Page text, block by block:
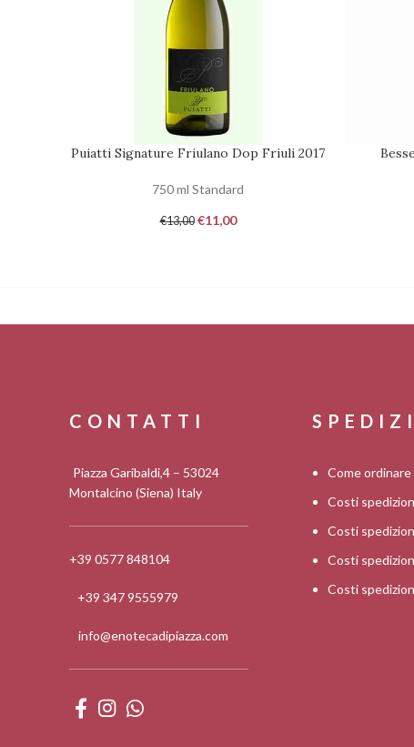
RICHIEDI DISPONIBILITÀ
Puiatti Signature Friulano Dop Friuli 2017
750 ml Standard
€13,00 €11,00
AGGIUNGI
CONTATTI
Piazza Garibaldi,4 – 53024
Montalcino (Siena) Italy
+39 0577 848104
+39 347 9555979
info@enotecadipiazza.com
Come ordinare
Costi
Costi
Costi
Costi